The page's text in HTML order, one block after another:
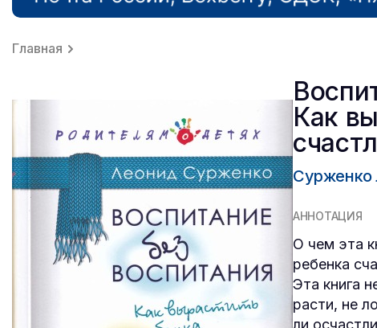
Главная
Как
Сурженко
АННОТАЦИЯ
О чем эта
ребенка
Эта книга
расти, не
ли